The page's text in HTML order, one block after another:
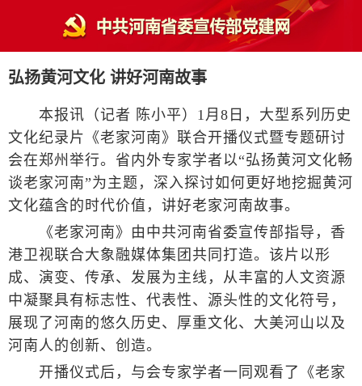
弘扬黄河文化 讲好河南故事
本报讯（记者 陈小平）1月8日，大型系列历史
文化纪录片《老家河南》联合开播仪式暨专题研讨
会在郑州举行。省内外专家学者以“弘扬黄河文化畅
谈老家河南”为主题，深入探讨如何更好地挖掘黄河
文化蕴含的时代价值，讲好老家河南故事。
《老家河南》由中共河南省委宣传部指导，香
港卫视联合大象融媒体集团共同打造。该片以形
成、演变、传承、发展为主线，从丰富的人文资源
中凝聚具有标志性、代表性、源头性的文化符号，
展现了河南的悠久历史、厚重文化、大美河山以及
河南人的创新、创造。
开播仪式后，与会专家学者一同观看了《老家